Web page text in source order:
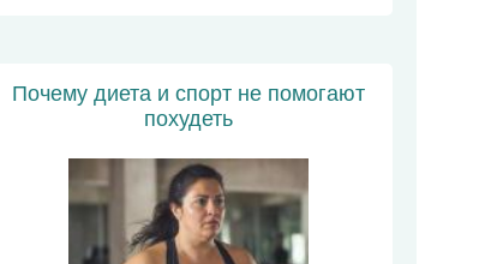
Почему диета и спорт не помогают
похудеть